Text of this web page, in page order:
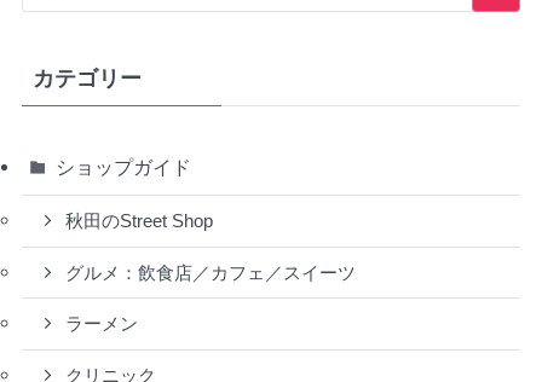
カテゴリー
ショップガイド
秋田のStreet Shop
グルメ：飲食店／カフェ／スイーツ
ラーメン
クリニック